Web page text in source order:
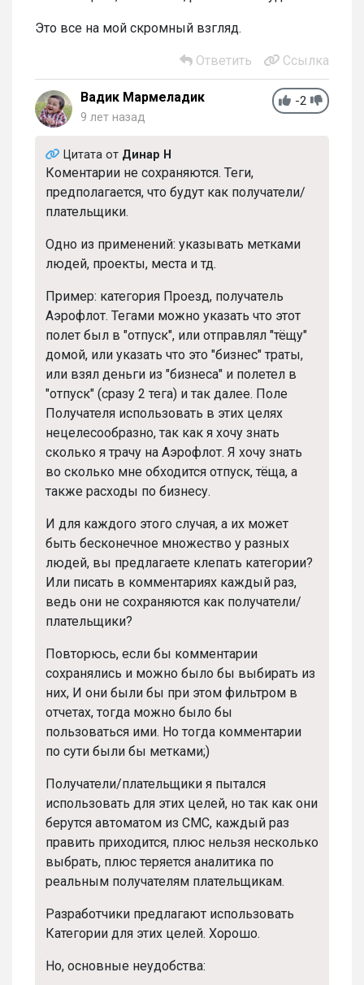
Это все на мой скромный взгляд.
Ответить Ссылка
-2
Вадик Мармеладик
9 лет назад
Цитата от Динар Н
Коментарии не сохраняются. Теги,
предполагается, что будут как получатели/
плательщики.
Одно из применений: указывать метками
людей, проекты, места и тд.
Пример: категория Проезд, получатель
Аэрофлот. Тегами можно указать что этот
полет был в "отпуск", или отправлял "тёщу"
домой, или указать что это "бизнес" траты,
или взял деньги из "бизнеса" и полетел в
"отпуск" (сразу 2 тега) и так далее. Поле
Получателя использовать в этих целях
нецелесообразно, так как я хочу знать
сколько я трачу на Аэрофлот. Я хочу знать
во сколько мне обходится отпуск, тёща, а
также расходы по бизнесу.
И для каждого этого случая, а их может
быть бесконечное множество у разных
людей, вы предлагаете клепать категории?
Или писать в комментариях каждый раз,
ведь они не сохраняются как получатели/
плательщики?
Повторюсь, если бы комментарии
сохранялись и можно было бы выбирать из
них, И они были бы при этом фильтром в
отчетах, тогда можно было бы
пользоваться ими. Но тогда комментарии
по сути были бы метками;)
Получатели/плательщики я пытался
использовать для этих целей, но так как они
берутся автоматом из СМС, каждый раз
править приходится, плюс нельзя несколько
выбрать, плюс теряется аналитика по
реальным получателям плательщикам.
Разработчики предлагают использовать
Категории для этих целей. Хорошо.
Но, основные неудобства: